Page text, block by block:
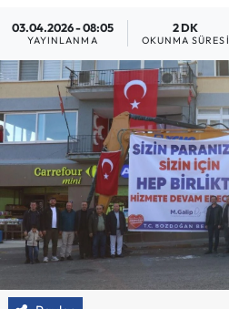
03.04.2026 - 08:05
YAYINLANMA
2 DK
OKUNMA SÜRESI